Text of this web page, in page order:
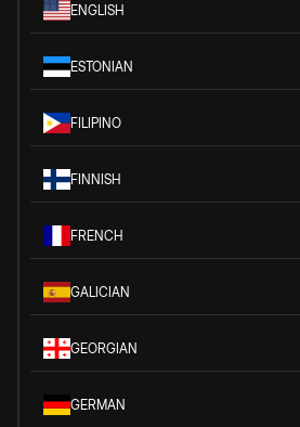
ENGLISH
ESTONIAN
FILIPINO
FINNISH
FRENCH
GALICIAN
GEORGIAN
GERMAN